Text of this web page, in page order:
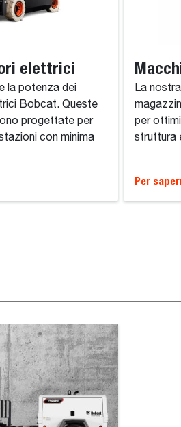
elettrici
la potenza dei
Bobcat. Queste
progettate per
con minima
La
per
struttura
Per